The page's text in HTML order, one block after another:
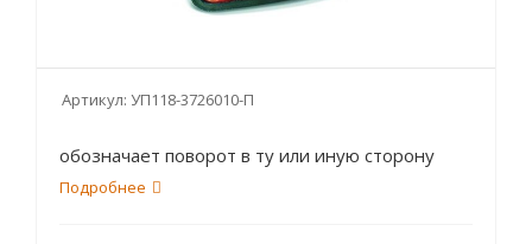
Артикул: УП118-3726010-П
обозначает поворот в ту или иную сторону
Подробнее